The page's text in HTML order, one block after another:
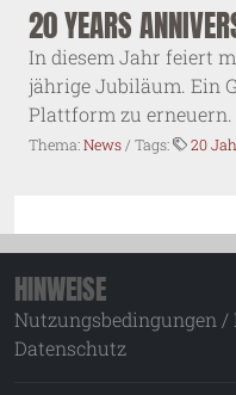
20 YEARS
In diesem Jahr feiert
jährige Jubiläum. Ein
Plattform zu erneuern.
Thema:News / Tags: 20
HINWEISE
Nutzungsbedingungen
Datenschutz